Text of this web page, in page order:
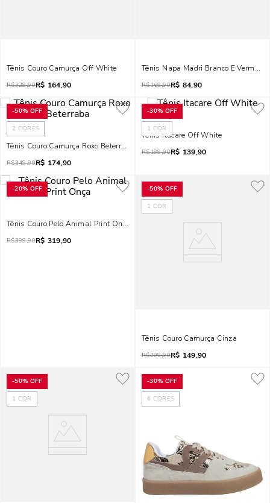
Tênis Couro Camurça Off White
R$329,90R$ 164,90
Tênis Napa Madri Branco E
R$169,90R$ 84,90
-50% OFF
2 CORES
Tênis Couro Camurça Roxo Beterraba
R$349,90R$ 174,90
-30% OFF
1 COR
Tênis Itacare Off White
R$199,90R$ 139,90
-20% OFF
Tênis Couro Pelo Animal Print Onça
R$399,90R$ 319,90
-50% OFF
1 COR
Tênis Couro Camurça Cinza
R$299,90R$ 149,90
-50% OFF
1 COR
-30% OFF
6 CORES